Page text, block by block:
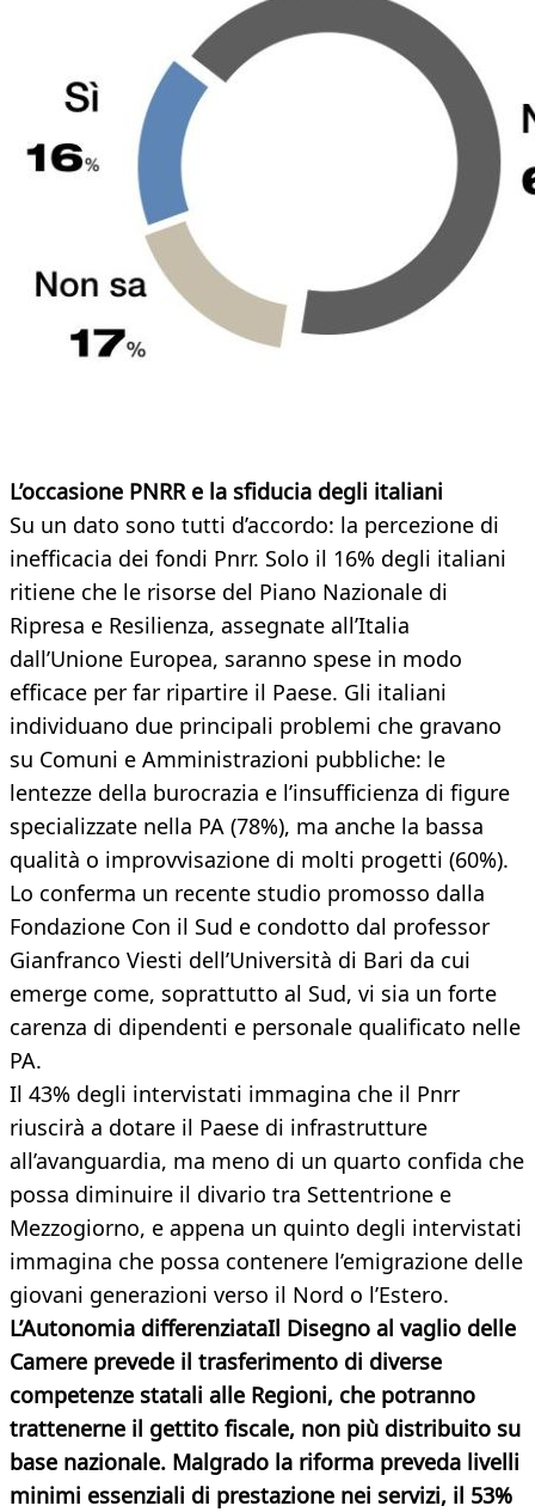
L’occasione PNRR e la sfiducia degli italiani
Su un dato sono tutti d’accordo: la percezione di
inefficacia dei fondi Pnrr. Solo il 16% degli italiani
ritiene che le risorse del Piano Nazionale di
Ripresa e Resilienza, assegnate all’Italia
dall’Unione Europea, saranno spese in modo
efficace per far ripartire il Paese. Gli italiani
individuano due principali problemi che gravano
su Comuni e Amministrazioni pubbliche: le
lentezze della burocrazia e l’insufficienza di figure
specializzate nella PA (78%), ma anche la bassa
qualità o improvvisazione di molti progetti (60%).
Lo conferma un recente studio promosso dalla
Fondazione Con il Sud e condotto dal professor
Gianfranco Viesti dell’Università di Bari da cui
emerge come, soprattutto al Sud, vi sia un forte
carenza di dipendenti e personale qualificato nelle
PA.
Il 43% degli intervistati immagina che il Pnrr
riuscirà a dotare il Paese di infrastrutture
all’avanguardia, ma meno di un quarto confida che
possa diminuire il divario tra Settentrione e
Mezzogiorno, e appena un quinto degli intervistati
immagina che possa contenere l’emigrazione delle
giovani generazioni verso il Nord o l’Estero.
L’Autonomia differenziataIl Disegno al vaglio delle
Camere prevede il trasferimento di diverse
competenze statali alle Regioni, che potranno
trattenerne il gettito fiscale, non più distribuito su
base nazionale. Malgrado la riforma preveda livelli
minimi essenziali di prestazione nei servizi, il 53%